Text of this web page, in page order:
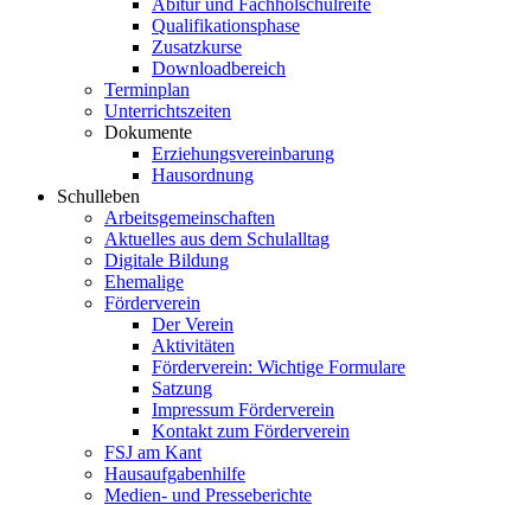
Abitur und Fachholschulreife
Qualifikationsphase
Zusatzkurse
Downloadbereich
Terminplan
Unterrichtszeiten
Dokumente
Erziehungsvereinbarung
Hausordnung
Schulleben
Arbeitsgemeinschaften
Aktuelles aus dem Schulalltag
Digitale Bildung
Ehemalige
Förderverein
Der Verein
Aktivitäten
Förderverein: Wichtige Formulare
Satzung
Impressum Förderverein
Kontakt zum Förderverein
FSJ am Kant
Hausaufgabenhilfe
Medien- und Presseberichte